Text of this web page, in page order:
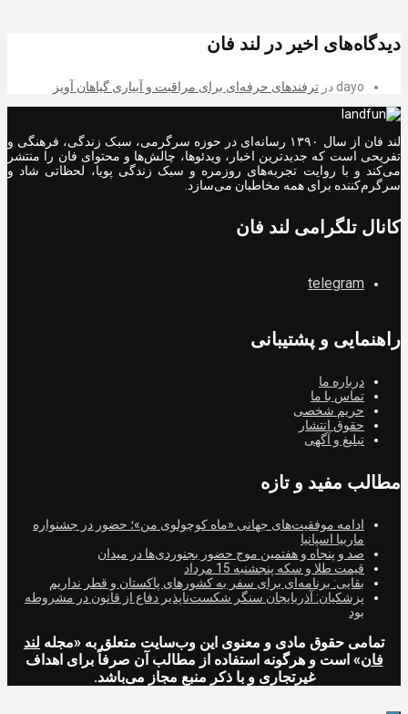
دیدگاه‌های اخیر در لند فان
dayo در ترفندهای حرفه‌ای برای مراقبت و آبیاری گیاهان آویز
لند فان از سال ۱۳۹۰ رسانه‌ای در حوزه سرگرمی، سبک زندگی، فرهنگی و
تفریحی است که جدیدترین اخبار، ویدئوها، چالش‌ها و محتوای فان را منتشر
می‌کند و با روایت تجربه‌های روزمره و سبک زندگی پویا، لحظاتی شاد و
سرگرم‌کننده برای همه مخاطبان می‌سازد.
کانال تلگرامی لند فان
telegram
راهنمایی و پشتیبانی
درباره ما
تماس با ما
حریم شخصی
حقوق انتشار
تبلیغ و آگهی
مطالب مفید و تازه
ادامه موفقیت‌های جهانی «ماه کوچولوی من»؛ حضور در جشنواره
ماربیا اسپانیا
صد و پنجاه و هفتمین موج حضور بجنوردی‌ها در میدان
قیمت طلا و سکه پنجشنبه 15 مرداد
بقایی: برنامه‌ای برای سفر به کشورهای پاکستان و قطر نداریم
پزشکیان: آذربایجان سنگر شکست‌ناپذیر دفاع از قانون در مشروطه
بود
تمامی حقوق مادی و معنوی این وب‌سایت متعلق به «مجله لند
فان» است و هرگونه استفاده از مطالب آن صرفاً برای اهداف
غیرتجاری و با ذکر منبع مجاز می‌باشد.